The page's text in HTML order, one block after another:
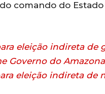
comando do
eleição indireta de
Governo do
eleição indireta de